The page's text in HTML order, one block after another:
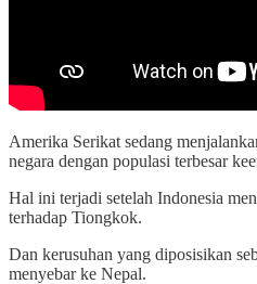
Amerika Serikat sedang
negara dengan populasi terbesar
Hal ini terjadi setelah Indonesia
terhadap Tiongkok.
Dan kerusuhan yang diposisikan
menyebar ke Nepal.